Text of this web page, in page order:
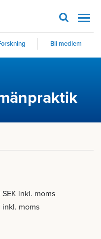
Bli medlem
inkl. moms
inkl. moms